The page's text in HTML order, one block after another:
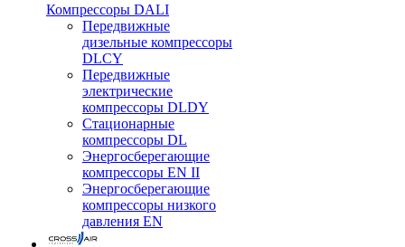
Компрессоры DALI
Передвижные
дизельные компрессоры
DLCY
Передвижные
электрические
компрессоры DLDY
Стационарные
компрессоры DL
Энергосберегающие
компрессоры EN II
Энергосберегающие
компрессоры низкого
давления EN